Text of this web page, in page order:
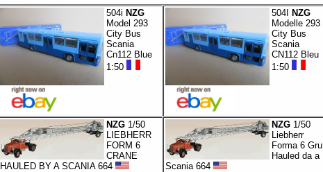
504i NZG
Model 293
City Bus
Scania
Cn112 Blue
1:50
504I NZG
Modelle 293
City Bus
Scania
CN112 Bleu
1:50
NZG1/50
LIEBHERR
FORM 6
CRANE
HAULED BY A SCANIA 664
NZG1/50
Liebherr
Forma 6 Gru
Hauled da a
Scania 664